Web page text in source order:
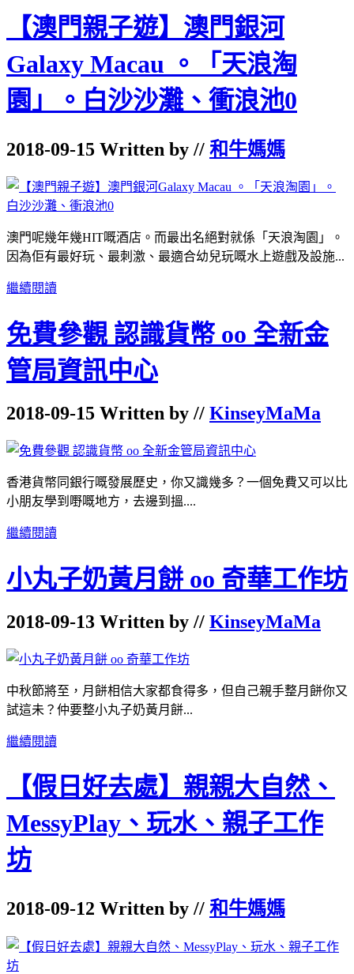
【澳門親子遊】澳門銀河
Galaxy Macau 。「天浪淘
園」。白沙沙灘、衝浪池0
2018-09-15 Written by // 和牛媽媽
澳門呢幾年幾HIT嘅酒店。而最出名絕對就係「天浪淘園」。
因為佢有最好玩、最刺激、最適合幼兒玩嘅水上遊戲及設施...
繼續閱讀
免費參觀 認識貨幣 oo 全新金
管局資訊中心
2018-09-15 Written by // KinseyMaMa
香港貨幣同銀行嘅發展歷史，你又識幾多？一個免費又可以比
小朋友學到嘢嘅地方，去邊到搵....
繼續閱讀
小丸子奶黃月餅 oo 奇華工作坊
2018-09-13 Written by // KinseyMaMa
中秋節將至，月餅相信大家都食得多，但自己親手整月餅你又
試這未？仲要整小丸子奶黃月餅...
繼續閱讀
【假日好去處】親親大自然、
MessyPlay、玩水、親子工作
坊
2018-09-12 Written by // 和牛媽媽